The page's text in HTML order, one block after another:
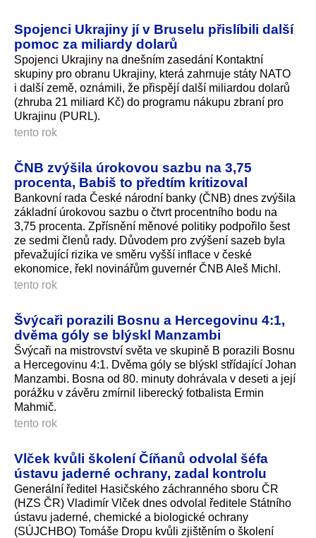
Spojenci Ukrajiny jí v Bruselu přislíbili další
pomoc za miliardy dolarů
Spojenci Ukrajiny na dnešním zasedání Kontaktní
skupiny pro obranu Ukrajiny, která zahrnuje státy NATO
i další země, oznámili, že přispějí další miliardou dolarů
(zhruba 21 miliard Kč) do programu nákupu zbraní pro
Ukrajinu (PURL).
tento rok
ČNB zvýšila úrokovou sazbu na 3,75
procenta, Babiš to předtím kritizoval
Bankovní rada České národní banky (ČNB) dnes zvýšila
základní úrokovou sazbu o čtvrt procentního bodu na
3,75 procenta. Zpřísnění měnové politiky podpořilo šest
ze sedmi členů rady. Důvodem pro zvýšení sazeb byla
převažující rizika ve směru vyšší inflace v české
ekonomice, řekl novinářům guvernér ČNB Aleš Michl.
tento rok
Švýcaři porazili Bosnu a Hercegovinu 4:1,
dvěma góly se blýskl Manzambi
Švýcaři na mistrovství světa ve skupině B porazili Bosnu
a Hercegovinu 4:1. Dvěma góly se blýskl střídající Johan
Manzambi. Bosna od 80. minuty dohrávala v deseti a její
porážku v závěru zmírnil liberecký fotbalista Ermin
Mahmič.
tento rok
Vlček kvůli školení Číňanů odvolal šéfa
ústavu jaderné ochrany, zadal kontrolu
Generální ředitel Hasičského záchranného sboru ČR
(HZS ČR) Vladimír Vlček dnes odvolal ředitele Státního
ústavu jaderné, chemické a biologické ochrany
(SÚJCHBO) Tomáše Dropu kvůli zjištěním o školení